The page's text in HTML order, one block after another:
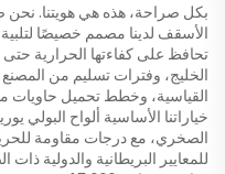
بكل صراحة، هذه هي هويتنا. نحن
الأسقف لدينا مصمم خصيصًا
تحافظ على كفاءتها الحرارية
الخليج، وفترات تسليم من المصنع
القياسية، وخطط تحميل حاويات
خياراتنا الأساسية ألواح البولي
الصخري، مع درجات مقاومة
للمعايير البريطانية والدولية